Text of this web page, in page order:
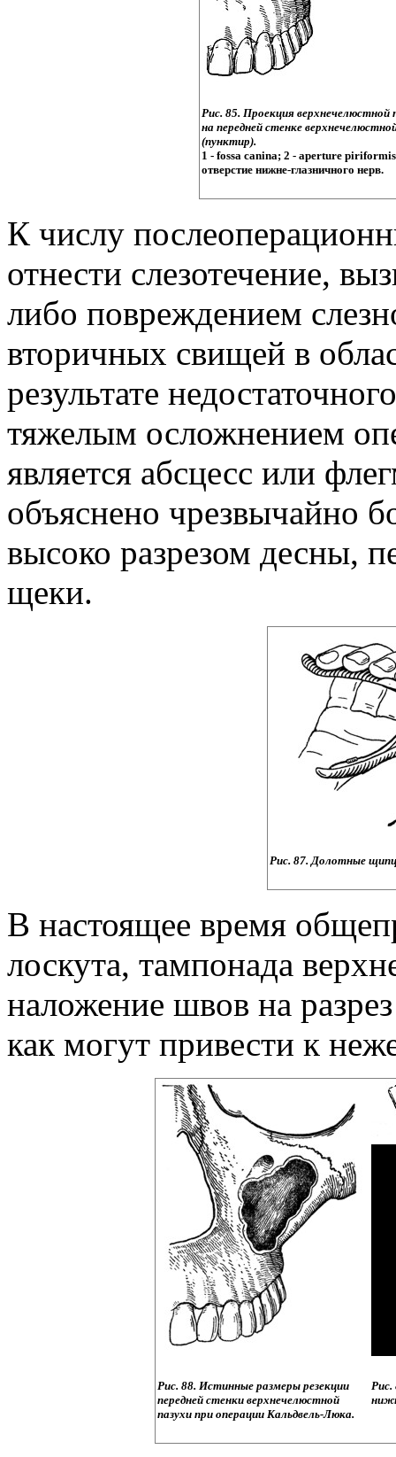
Рис. 85. Проекция верхнечелюстной
на передней стенке
(пунктир).
1 - fossa canina; 2 - aperture
отверстие нижне-глазничного нерв.
К числу
отнести слезотечение,
либо повреждением
вторичных свищей в
результате
тяжелым осложнением
является абсцесс или
объяснено чрезвычайно
высоко разрезом десны,
щеки.
Рис. 87. Долотные
В настоящее время
лоскута, тампонада
наложение швов на
как могут привести к
Рис. 88. Истинные размеры резекции
передней стенки верхнечелюстной
пазухи при операции Кальдвель-Люка.
Рис.